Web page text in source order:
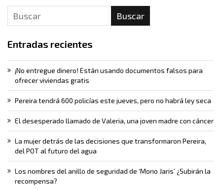
Buscar
Entradas recientes
¡No entregue dinero! Están usando documentos falsos para
ofrecer viviendas gratis
Pereira tendrá 600 policías este jueves, pero no habrá ley seca
El desesperado llamado de Valeria, una joven madre con cáncer
La mujer detrás de las decisiones que transformaron Pereira,
del POT al futuro del agua
Los nombres del anillo de seguridad de ‘Mono Jaris’ ¿Subirán la
recompensa?